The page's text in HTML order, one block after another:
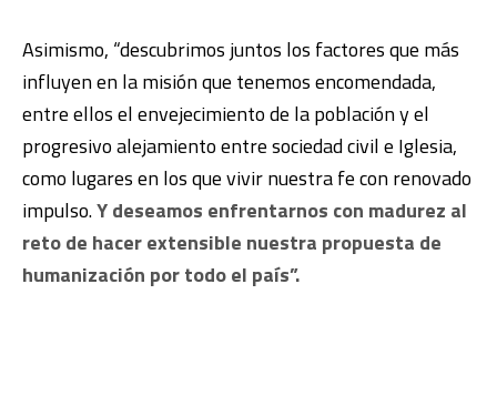
Asimismo, “descubrimos juntos los factores que más
influyen en la misión que tenemos encomendada,
entre ellos el envejecimiento de la población y el
progresivo alejamiento entre sociedad civil e Iglesia,
como lugares en los que vivir nuestra fe con renovado
impulso.Y deseamos enfrentarnos con madurez al
reto de hacer extensible nuestra propuesta de
humanización por todo el país”.